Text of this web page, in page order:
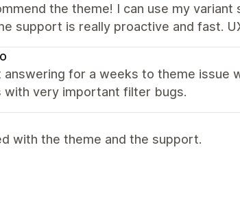
the theme! I can use my
support is really proactive and fast.
answering for a weeks to theme issue
with very important filter bugs.
with the theme and the support.